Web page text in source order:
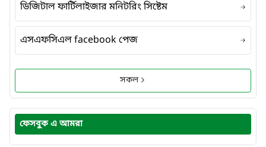
ডিজিটাল ফার্টিলাইজার মনিটরিং সিষ্টেম
এসএফসিএল facebook পেজ
সকল
ফেসবুক এ আমরা